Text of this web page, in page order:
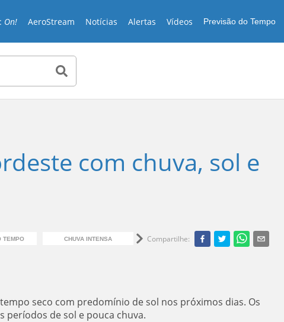
On! AeroStream Notícias Alertas Vídeos Previsão do Tempo
com chuva, sol e
TEMPO CHUVA INTENSA CHUVA NO NORDESTE
Compartilhe:
seco com predomínio de sol nos próximos dias. Os
períodos de sol e pouca chuva.